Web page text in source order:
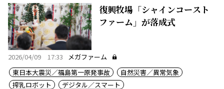
復興牧場「シャインコースト
ファーム」が落成式
2026/04/09 17:33
メガファーム
東日本大震災／福島第一原発事故
自然災害／異常気象
搾乳ロボット
デジタル／スマート